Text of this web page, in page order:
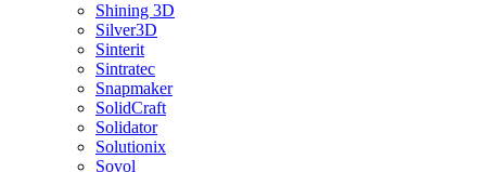
Shining 3D
Silver3D
Sinterit
Sintratec
Snapmaker
SolidCraft
Solidator
Solutionix
Sovol